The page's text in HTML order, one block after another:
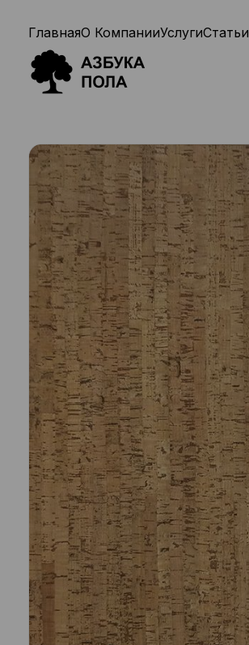
ГлавнаяО КомпанииУслугиСтатьи